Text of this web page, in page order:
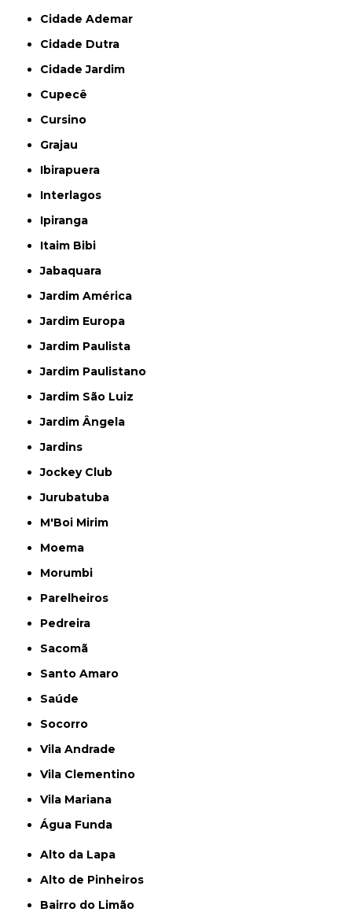
Cidade Ademar
Cidade Dutra
Cidade Jardim
Cupecê
Cursino
Grajau
Ibirapuera
Interlagos
Ipiranga
Itaim Bibi
Jabaquara
Jardim América
Jardim Europa
Jardim Paulista
Jardim Paulistano
Jardim São Luiz
Jardim Ângela
Jardins
Jockey Club
Jurubatuba
M'Boi Mirim
Moema
Morumbi
Parelheiros
Pedreira
Sacomã
Santo Amaro
Saúde
Socorro
Vila Andrade
Vila Clementino
Vila Mariana
Água Funda
Alto da Lapa
Alto de Pinheiros
Bairro do Limão